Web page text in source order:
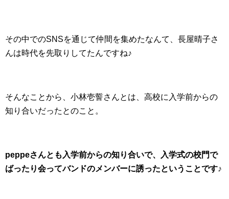
その中でのSNSを通じて仲間を集めたなんて、長屋晴子さ
んは時代を先取りしてたんですね♪
そんなことから、小林壱誓さんとは、高校に入学前からの
知り合いだったとのこと。
peppeさんとも入学前からの知り合いで、入学式の校門で
ばったり会ってバンドのメンバーに誘ったということです♪